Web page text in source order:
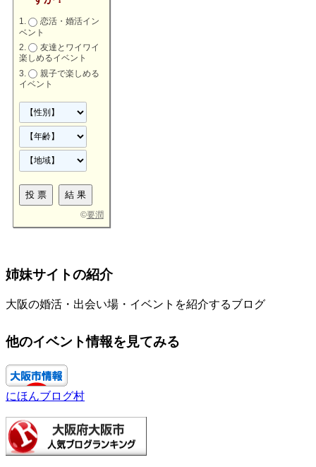
恋活・婚活イン
ベント
友達とワイワイ
楽しめるイベント
親子で楽しめる
イベント
©要潤
姉妹サイトの紹介
大阪の婚活・出会い場・イベントを紹介するブログ
他のイベント情報を見てみる
にほんブログ村